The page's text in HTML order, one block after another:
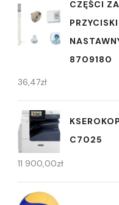
CZĘŚCI
8709180
36,47zł
C7025
11 900,00zł